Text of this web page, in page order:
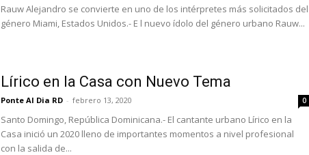
Rauw Alejandro se convierte en uno de los intérpretes más solicitados del
género Miami, Estados Unidos.- E l nuevo ídolo del género urbano Rauw...
Lírico en la Casa con Nuevo Tema
Ponte Al Dia RD - febrero 13, 2020 0
Santo Domingo, República Dominicana.- El cantante urbano Lírico en la
Casa inició un 2020 lleno de importantes momentos a nivel profesional
con la salida de...